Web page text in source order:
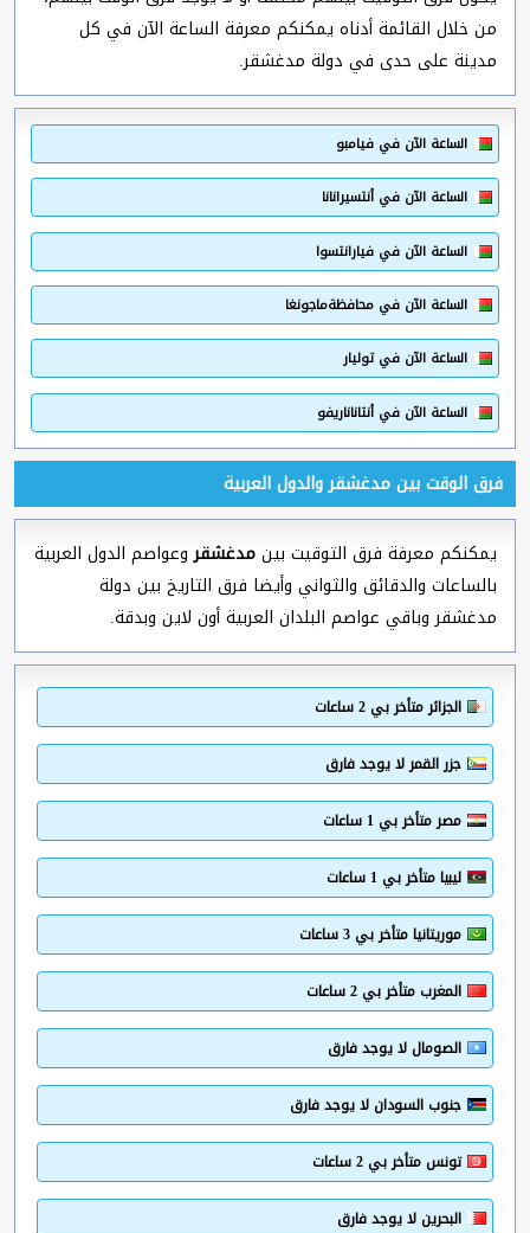
من خلال القائمة أدناه يمكنكم معرفة الساعة الآن في كل
مدينة على حدى في دولة مدغشقر.
الساعة الآن في فيامبو
الساعة الآن في أنتسيرانانا
الساعة الآن في فيارانتسوا
الساعة الآن في محافظةماجونغا
الساعة الآن في توليار
الساعة الآن في أنتاناناريفو
فرق الوقت بين مدغشقر والدول العربية
يمكنكم معرفة فرق التوقيت بينمدغشقروعواصم الدول العربية
بالساعات والدقائق والثواني وأيضا فرق التاريخ بين دولة
مدغشقر وباقي عواصم البلدان العربية أون لاين وبدقة.
الجزائر متأخر بي 2 ساعات
جزر القمر لا يوجد فارق
مصر متأخر بي 1 ساعات
ليبيا متأخر بي 1 ساعات
موريتانيا متأخر بي 3 ساعات
المغرب متأخر بي 2 ساعات
الصومال لا يوجد فارق
جنوب السودان لا يوجد فارق
تونس متأخر بي 2 ساعات
البحرين لا يوجد فارق